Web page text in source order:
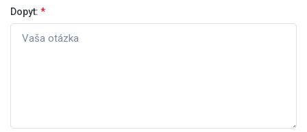
Dopyt: *